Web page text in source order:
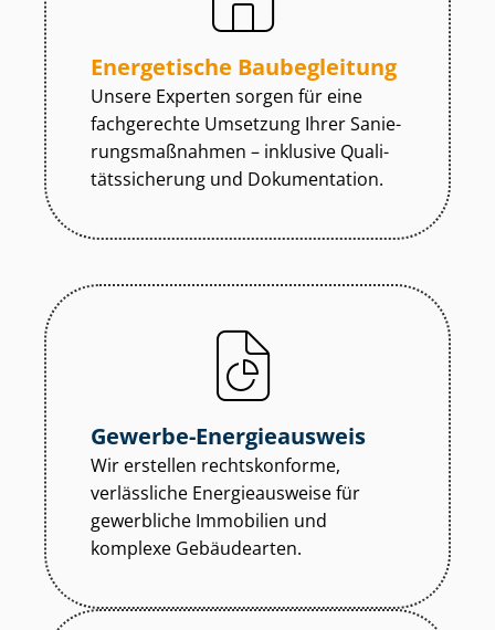
Energetische Baubegleitung
Unsere Experten sorgen für eine
fachgerechte Umsetzung Ihrer Sa­nie­
rungs­maß­nah­men – inklusive Qua­li­
täts­si­che­rung und Dokumentation.
Gewerbe-Energieausweis
Wir erstellen rechtskonforme,
verlässliche Energieausweise für
gewerbliche Immobilien und
komplexe Gebäudearten.